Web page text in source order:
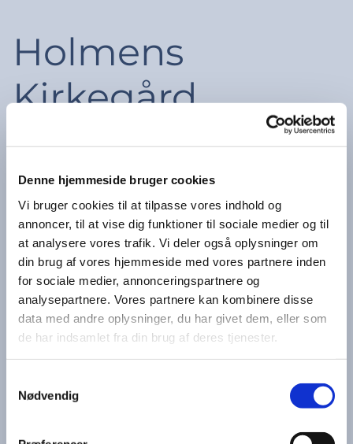
Denne hjemmeside bruger cookies
Vi bruger cookies til at tilpasse vores indhold og
annoncer, til at vise dig funktioner til sociale medier og til
at analysere vores trafik. Vi deler også oplysninger om
din brug af vores hjemmeside med vores partnere inden
for sociale medier, annonceringspartnere og
analysepartnere. Vores partnere kan kombinere disse
data med andre oplysninger, du har givet dem, eller som
de har indsamlet fra din brug af deres tjenester.
Nødvendig
Holmens
Kirkegård
Åbningstider på Holmens og Garnisons
kirkegårde:
November, December, Januar og Februar: kl. 7.00 -
18.00
Marts og April: kl. 7.00 - 19.30
Maj, Juni, Juli og August: kl. 7.00 - 21.30
September og Oktober: kl. 7.00 - 19.30
Weekend og helligdage åbnes kl. 8:00
Kirkegårdens port og låger lukkes automatisk
Efter lukketid er det muligt at forlade Holmens
Kirkegård via indgangen ved kirkegårdskontoret
Efter lukketid er det muligt at forlade Garnisons